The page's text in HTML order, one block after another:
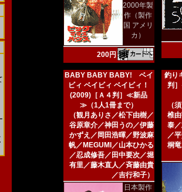
2000年製
作（製作
国 アメリ
カ）
200円
BABY BABY BABY! ベイ
ビィ ベイビィ ベイビィ！
(2009)［Ａ４判］≪新品
≫（1人1冊まで）
（観月ありさ／松下由樹／
谷原章介／神田うの／伊藤
かずえ／岡田浩暉／野波麻
帆／MEGUMI／山本ひかる
／忍成修吾／田中要次／堀
有里／藤木直人／斉藤由貴
／吉行和子）
日本製作
釣り
判
（
椎
泰
／
桐